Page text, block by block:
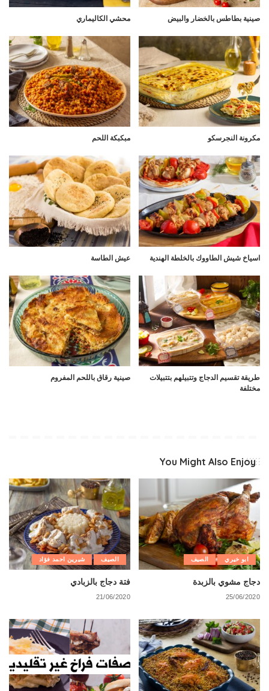
صينية بطاطس بالخضار والبيض محشي الكاليماري
مكرونة النجرسكو مبكبكة اللحم
اسياخ شيش الطاووك بالخلطة الهندية عيش الطاسة
طريقة تقسيم الدجاج وتتبيلهم بتتبيلات
مختلفة
صينية رقاق باللحم المفروم
You Might Also Enjoy
ابو خيري الصيف
دجاج مشوي بالزبدة
25/06/2020
الصيف شيرين احمد فؤاد
فتة دجاج بالزبادي
21/06/2020